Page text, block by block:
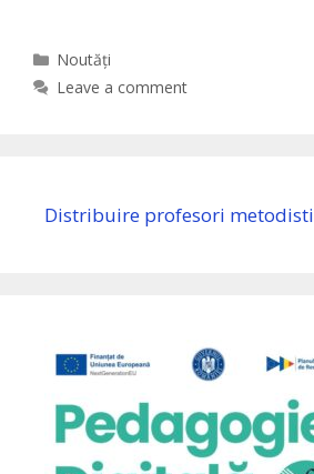
Categories
Noutăți
Leave a comment
Distribuire profesori metodisti